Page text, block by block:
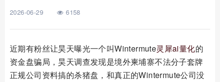
2026-06-29 6158
近期有粉丝让昊天曝光一个叫Wintermute灵犀ai量化的
资金盘骗局，昊天调查发现是境外柬埔寨不法分子套牌
正规公司资料搞的杀猪盘，和真正的Wintermute公司没